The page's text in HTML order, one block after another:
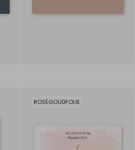
ROSÉGOUDFOLIE